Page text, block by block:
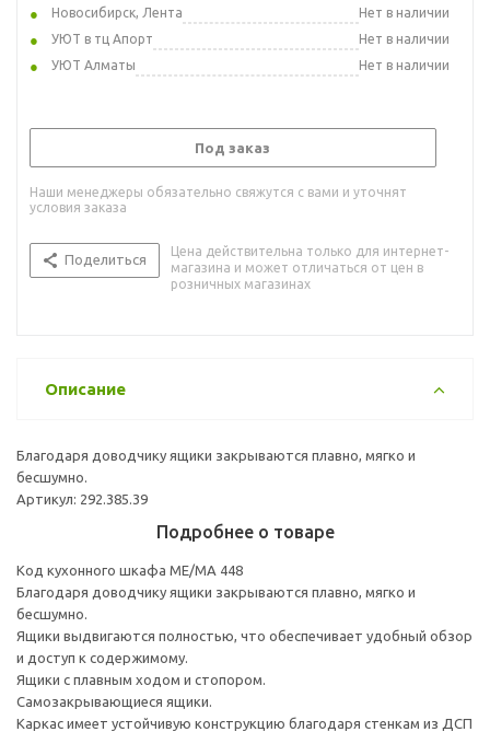
Новосибирск, Лента
Нет в наличии
УЮТ в тц Апорт
Нет в наличии
УЮТ Алматы
Нет в наличии
Под заказ
Наши менеджеры обязательно свяжутся с вами и уточнят
условия заказа
Поделиться
Цена действительна только для интернет-
магазина и может отличаться от цен в
розничных магазинах
Описание
Благодаря доводчику ящики закрываются плавно, мягко и
бесшумно.
Артикул: 292.385.39
Подробнее о товаре
Код кухонного шкафа ME/MA 448
Благодаря доводчику ящики закрываются плавно, мягко и
бесшумно.
Ящики выдвигаются полностью, что обеспечивает удобный обзор
и доступ к содержимому.
Ящики с плавным ходом и стопором.
Самозакрывающиеся ящики.
Каркас имеет устойчивую конструкцию благодаря стенкам из ДСП